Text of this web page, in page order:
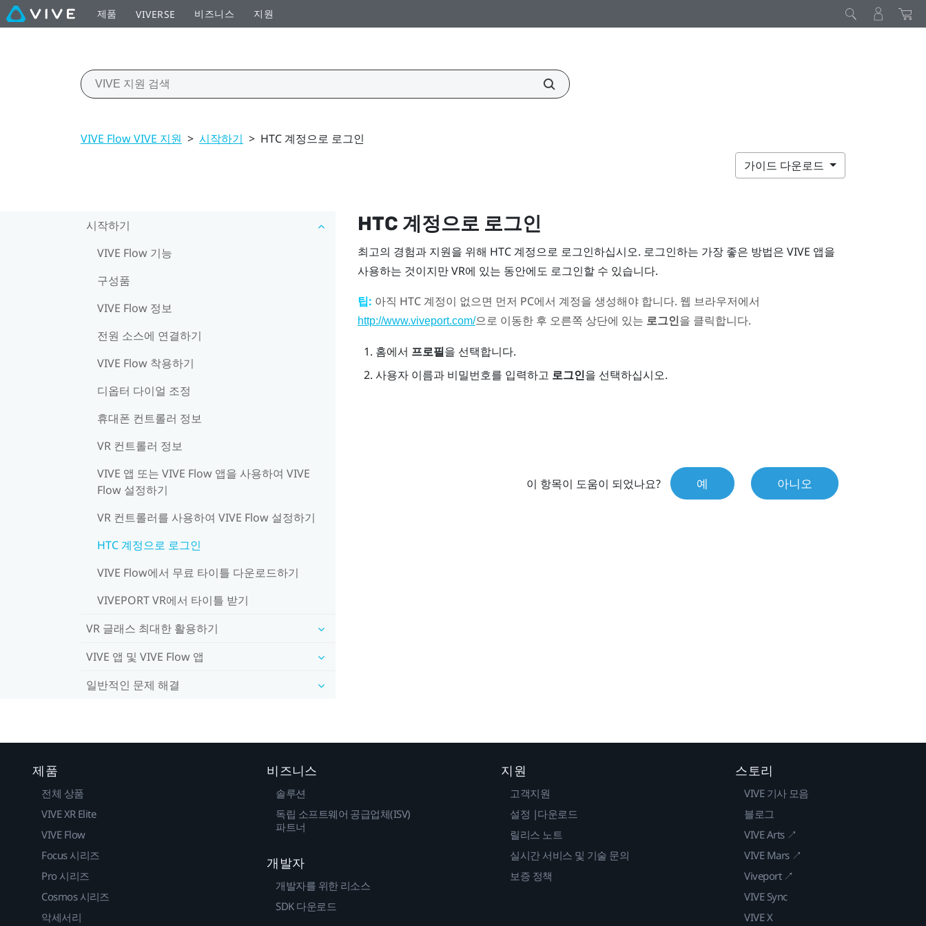
제품 VIVERSE 비즈니스 지원
VIVE Flow VIVE 지원 > 시작하기 > HTC 계정으로 로그인
가이드 다운로드
시작하기
VIVE Flow 기능
구성품
VIVE Flow 정보
전원 소스에 연결하기
VIVE Flow 착용하기
디옵터 다이얼 조정
휴대폰 컨트롤러 정보
VR 컨트롤러 정보
VIVE 앱 또는 VIVE Flow 앱을 사용하여 VIVE
Flow 설정하기
VR 컨트롤러를 사용하여 VIVE Flow 설정하기
HTC 계정으로 로그인
VIVE Flow에서 무료 타이틀 다운로드하기
VIVEPORT VR에서 타이틀 받기
VR 글래스 최대한 활용하기
VIVE 앱 및 VIVE Flow 앱
일반적인 문제 해결
HTC 계정으로 로그인
최고의 경험과 지원을 위해 HTC 계정으로 로그인하십시오. 로그인하는 가장 좋은 방법은 VIVE 앱을
사용하는 것이지만 VR에 있는 동안에도 로그인할 수 있습니다.
팁: 아직 HTC 계정이 없으면 먼저 PC에서 계정을 생성해야 합니다. 웹 브라우저에서
http://www.viveport.com/으로 이동한 후 오른쪽 상단에 있는 로그인을 클릭합니다.
홈에서 프로필을 선택합니다.
사용자 이름과 비밀번호를 입력하고 로그인을 선택하십시오.
이 항목이 도움이 되었나요? 예 아니오
제품
전체 상품
VIVE XR Elite
VIVE Flow
Focus 시리즈
Pro 시리즈
Cosmos 시리즈
악세서리
비즈니스
솔루션
독립 소프트웨어 공급업체(ISV)
파트너
개발자
개발자를 위한 리소스
SDK 다운로드
지원
고객지원
설정 |다운로드
릴리스 노트
실시간 서비스 및 기술 문의
보증 정책
스토리
VIVE 기사 모음
블로그
VIVE Arts ↗
VIVE Mars ↗
Viveport ↗
VIVE Sync
VIVE X